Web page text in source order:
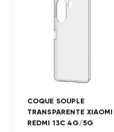
COQUE SOUPLE
TRANSPARENTE XIAOMI
REDMI 13C 4G/5G